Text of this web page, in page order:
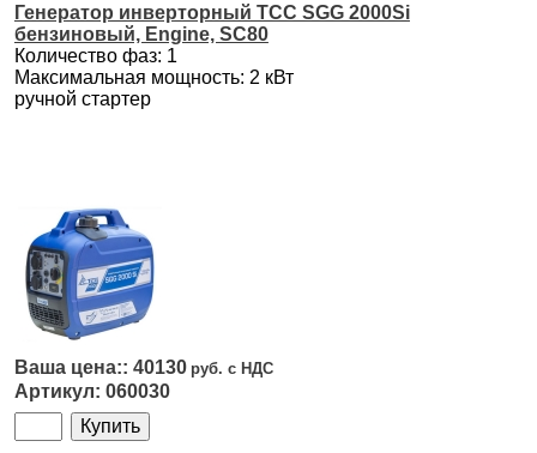
Генератор инверторный ТСС SGG 2000Si
бензиновый, Engine, SC80
Количество фаз: 1
Максимальная мощность: 2 кВт
ручной стартер
40130
060030